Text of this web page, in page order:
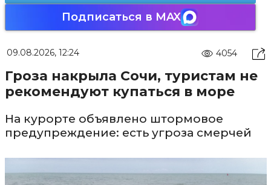
Подписаться в MAX
09.08.2026, 12:24 4054
Гроза накрыла Сочи, туристам не
рекомендуют купаться в море
На курорте объявлено штормовое
предупреждение: есть угроза смерчей